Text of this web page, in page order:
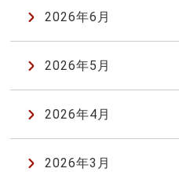
2026年6月
2026年5月
2026年4月
2026年3月